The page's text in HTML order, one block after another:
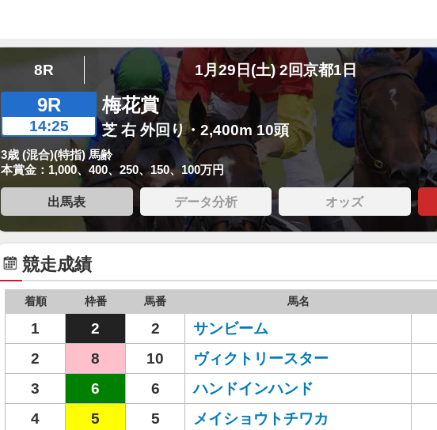
8R 1月29日(土) 2回京都1日
9R
14:25
梅花賞
芝 右 外回り・2,400m 10頭
3歳 (混合)(特指) 馬齢
本賞金：1,000、400、250、150、100万円
出馬表 データ分析 オッズ
競走成績
着順 枠番 馬番 馬名
1 2 2 サンビーム
2
8 10 ヴィクトリースター
3
6 6 ハンドインハンド
4
5 5 メイショウトチワカ